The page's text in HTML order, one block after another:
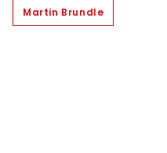
Martin Brundle